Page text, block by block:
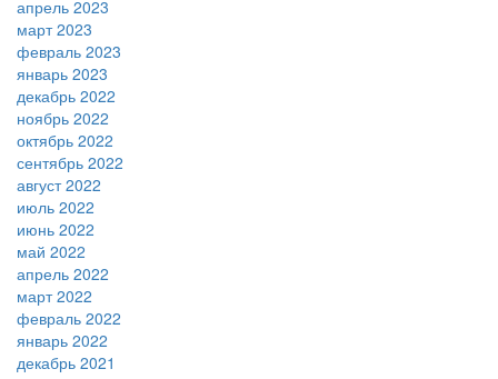
апрель 2023
март 2023
февраль 2023
январь 2023
декабрь 2022
ноябрь 2022
октябрь 2022
сентябрь 2022
август 2022
июль 2022
июнь 2022
май 2022
апрель 2022
март 2022
февраль 2022
январь 2022
декабрь 2021